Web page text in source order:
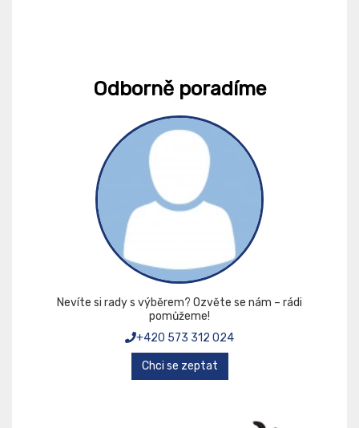
Odborně poradíme
Nevíte si rady s výběrem? Ozvěte se nám – rádi
pomůžeme!
+420 573 312 024
Chci se zeptat